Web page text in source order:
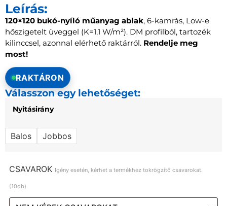
Leírás:
120×120 bukó-nyíló műanyag ablak, 6-kamrás, Low-e
hőszigetelt üveggel (K=1,1 W/m²). DM profilból, tartozék
kilinccsel, azonnal elérhető raktárról. Rendelje meg
most!
RAKTÁRON
Válasszon egy lehetőséget:
Nyitásirány
Balos Jobbos
CSAVAROK Igény esetén, kérhet a termékhez tokrögzítő csavarokat.
(10db)